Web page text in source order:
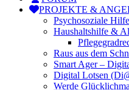
PROJEKTE &
Psychosoziale
Haushaltshilfe &
Raus aus dem
Smart Ager –
Digital Lotsen
Werde